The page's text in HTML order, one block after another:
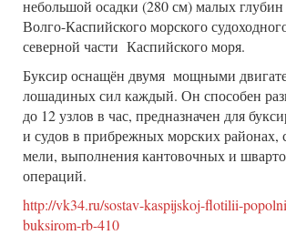
небольшой осадки (280 см) малых
Волго-Каспийского морского
северной части Каспийского моря.
Буксир оснащён двумя мощными
лошадиных сил каждый. Он способен
до 12 узлов в час, предназначен для
и судов в прибрежных морских районах,
мели, выполнения кантовочных и
операций.
http://vk34.ru/sostav-kaspijskoj-flotilii-
buksirom-rb-410